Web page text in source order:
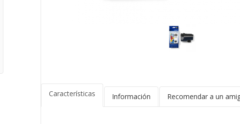
Características Información Recomendar a un